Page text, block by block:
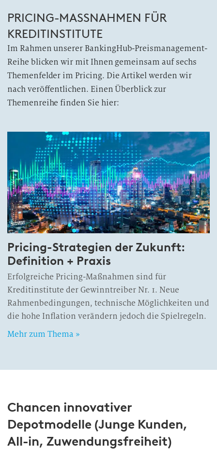
PRICING-MASSNAHMEN FÜR
KREDITINSTITUTE
Im Rahmen unserer BankingHub-Preismanagement-
Reihe blicken wir mit Ihnen gemeinsam auf sechs
Themenfelder im Pricing. Die Artikel werden wir
nach veröffentlichen. Einen Überblick zur
Themenreihe finden Sie hier:
Pricing-Strategien der Zukunft:
Definition + Praxis
Erfolgreiche Pricing-Maßnahmen sind für
Kreditinstitute der Gewinntreiber Nr. 1. Neue
Rahmenbedingungen, technische Möglichkeiten und
die hohe Inflation verändern jedoch die Spielregeln.
Mehr zum Thema »
Chancen innovativer
Depotmodelle (Junge Kunden,
All-in, Zuwendungsfreiheit)